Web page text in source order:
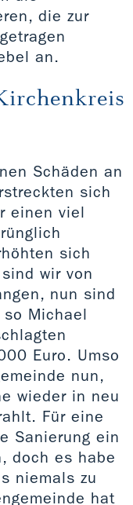
die zur
an.
Schäden an
sich
einen viel
sich
wir von
nun sind
Michael
Euro. Umso
nun,
wieder in neu
Für eine
Sanierung ein
doch es habe
niemals zu
hat